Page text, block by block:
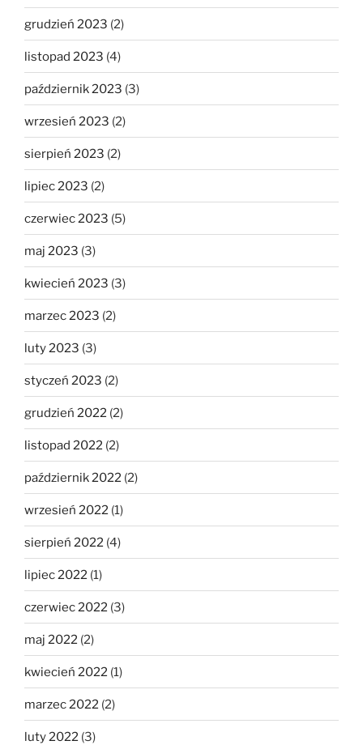
grudzień 2023 (2)
listopad 2023 (4)
październik 2023 (3)
wrzesień 2023 (2)
sierpień 2023 (2)
lipiec 2023 (2)
czerwiec 2023 (5)
maj 2023 (3)
kwiecień 2023 (3)
marzec 2023 (2)
luty 2023 (3)
styczeń 2023 (2)
grudzień 2022 (2)
listopad 2022 (2)
październik 2022 (2)
wrzesień 2022 (1)
sierpień 2022 (4)
lipiec 2022 (1)
czerwiec 2022 (3)
maj 2022 (2)
kwiecień 2022 (1)
marzec 2022 (2)
luty 2022 (3)